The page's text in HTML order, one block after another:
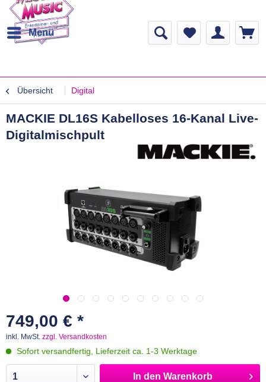
Menü
Übersicht Digital
MACKIE DL16S Kabelloses 16-Kanal Live-
Digitalmischpult
749,00 € *
inkl. MwSt. zzgl. Versandkosten
Sofort versandfertig, Lieferzeit ca. 1-3 Werktage
In den Warenkorb